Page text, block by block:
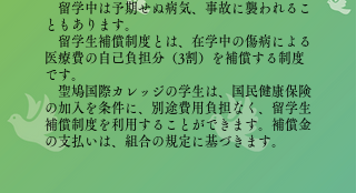
留学中は予期せぬ病気、事故に襲われるこ
ともあります。
留学生補償制度とは、在学中の傷病による
医療費の自己負担分（3割）を補償する制度
です。
聖鳩国際カレッジの学生は、国民健康保険
の加入を条件に、別途費用負担なく、留学生
補償制度を利用することができます。補償金
の支払いは、組合の規定に基づきます。